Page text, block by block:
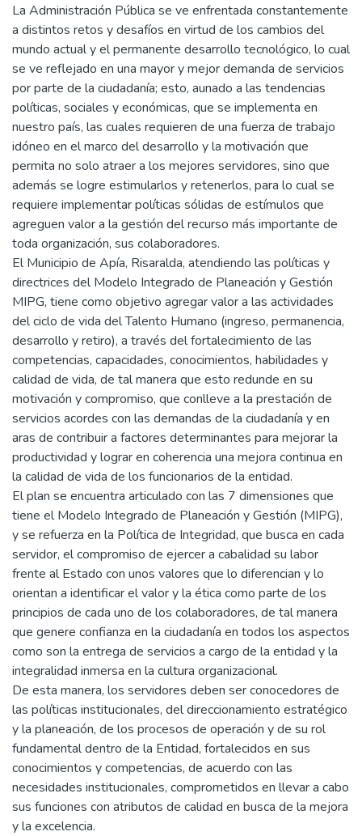
La Administración Pública se ve enfrentada constantemente
a distintos retos y desafíos en virtud de los cambios del
mundo actual y el permanente desarrollo tecnológico, lo cual
se ve reflejado en una mayor y mejor demanda de servicios
por parte de la ciudadanía; esto, aunado a las tendencias
políticas, sociales y económicas, que se implementa en
nuestro país, las cuales requieren de una fuerza de trabajo
idóneo en el marco del desarrollo y la motivación que
permita no solo atraer a los mejores servidores, sino que
además se logre estimularlos y retenerlos, para lo cual se
requiere implementar políticas sólidas de estímulos que
agreguen valor a la gestión del recurso más importante de
toda organización, sus colaboradores.
El Municipio de Apía, Risaralda, atendiendo las políticas y
directrices del Modelo Integrado de Planeación y Gestión
MIPG, tiene como objetivo agregar valor a las actividades
del ciclo de vida del Talento Humano (ingreso, permanencia,
desarrollo y retiro), a través del fortalecimiento de las
competencias, capacidades, conocimientos, habilidades y
calidad de vida, de tal manera que esto redunde en su
motivación y compromiso, que conlleve a la prestación de
servicios acordes con las demandas de la ciudadanía y en
aras de contribuir a factores determinantes para mejorar la
productividad y lograr en coherencia una mejora continua en
la calidad de vida de los funcionarios de la entidad.
El plan se encuentra articulado con las 7 dimensiones que
tiene el Modelo Integrado de Planeación y Gestión (MIPG),
y se refuerza en la Política de Integridad, que busca en cada
servidor, el compromiso de ejercer a cabalidad su labor
frente al Estado con unos valores que lo diferencian y lo
orientan a identificar el valor y la ética como parte de los
principios de cada uno de los colaboradores, de tal manera
que genere confianza en la ciudadanía en todos los aspectos
como son la entrega de servicios a cargo de la entidad y la
integralidad inmersa en la cultura organizacional.
De esta manera, los servidores deben ser conocedores de
las políticas institucionales, del direccionamiento estratégico
y la planeación, de los procesos de operación y de su rol
fundamental dentro de la Entidad, fortalecidos en sus
conocimientos y competencias, de acuerdo con las
necesidades institucionales, comprometidos en llevar a cabo
sus funciones con atributos de calidad en busca de la mejora
y la excelencia.